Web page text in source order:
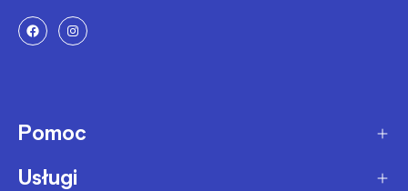
Pomoc
Sposoby dostawy
Usługi